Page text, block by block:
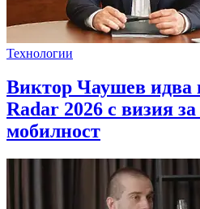
Технологии
Виктор Чаушев идва
Radar 2026 с визия
мобилност